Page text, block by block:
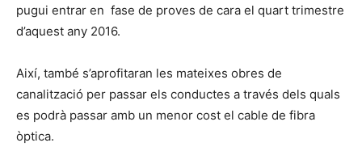
pugui entrar en fase de proves de cara el quart trimestre
d’aquest any 2016.
Així, també s’aprofitaran les mateixes obres de
canalització per passar els conductes a través dels quals
es podrà passar amb un menor cost el cable de fibra
òptica.